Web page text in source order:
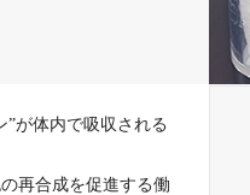
”が体内で吸収される
再合成を促進する働